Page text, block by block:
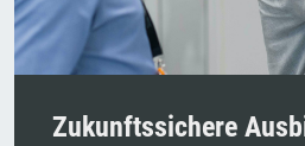
Zukunftssichere